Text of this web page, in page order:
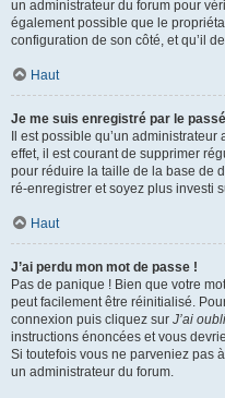
un administrateur du forum pour
également possible que le
configuration de son côté, et qu’il
Haut
Je me suis enregistré par le
Il est possible qu’un
effet, il est courant de supprimer
pour réduire la taille de la base de
ré-enregistrer et soyez plus investi
Haut
J’ai perdu mon mot de passe !
Pas de panique ! Bien que votre
peut facilement être réinitialisé.
connexion puis cliquez sur J’ai
instructions énoncées et vous
Si toutefois vous ne parveniez pas
un administrateur du forum.